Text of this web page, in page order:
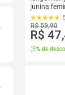
junina
R$ 59,90
R$
(5% de